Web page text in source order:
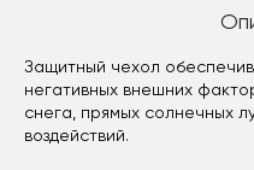
Защитный чехол
негативных внешних
снега, прямых солнечных
воздействий.